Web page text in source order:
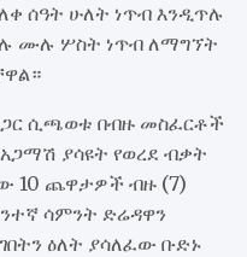
ሰዓት ሁለት ነጥብ እንዲጥሉ
ሙሉ ሦስት ነጥብ ለማግኘት
ሲጫወቱ በብዙ መስፈርቶች
ያሳዩት የወረደ ብቃት
10 ጨዋታዎች ብዙ (7)
ሳምንት ድሬዳዋን
ዕለት ያሳለፈው ቡድኑ